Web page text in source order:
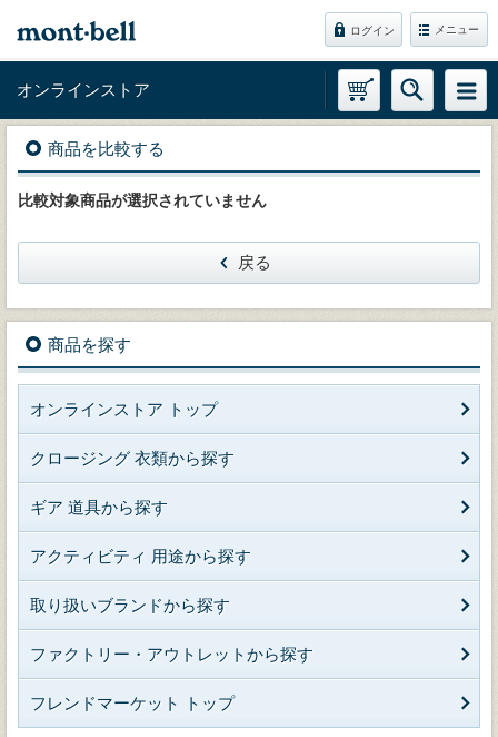
ログイン メニュー
オンラインストア
商品を比較する
比較対象商品が選択されていません
戻る
商品を探す
オンラインストア トップ
クロージング 衣類から探す
ギア 道具から探す
アクティビティ 用途から探す
取り扱いブランドから探す
ファクトリー・アウトレットから探す
フレンドマーケット トップ